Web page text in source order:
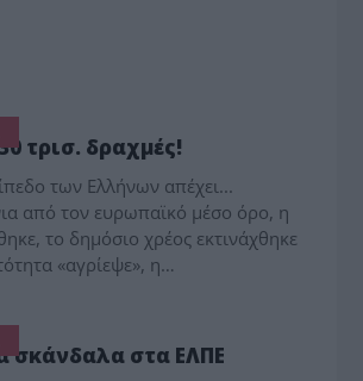
τρισ. δραχμές!
των Ελλήνων απέχει...
από τον ευρωπαϊκό μέσο όρο, η
το δημόσιο χρέος εκτινάχθηκε
«αγρίεψε», η…
σκάνδαλα στα ΕΛΠΕ